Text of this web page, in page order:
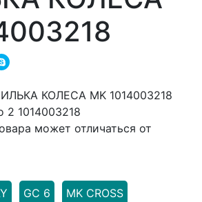
может отличаться от
GC 6 MK CROSS